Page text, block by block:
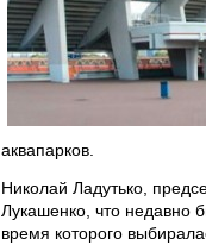
аквапарков.
Николай Ладутько,
Лукашенко, что недавно
время которого